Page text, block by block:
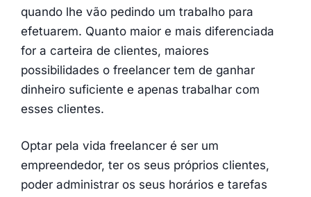
quando lhe vão pedindo um trabalho para
efetuarem. Quanto maior e mais diferenciada
for a carteira de clientes, maiores
possibilidades o freelancer tem de ganhar
dinheiro suficiente e apenas trabalhar com
esses clientes.
Optar pela vida freelancer é ser um
empreendedor, ter os seus próprios clientes,
poder administrar os seus horários e tarefas